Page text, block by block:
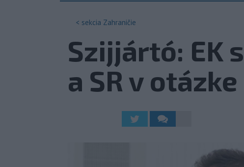
< sekcia Zahraničie
Szijjártó: EK
a SR v